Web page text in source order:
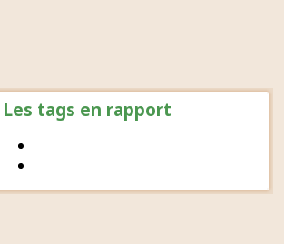
Les tags en rapport